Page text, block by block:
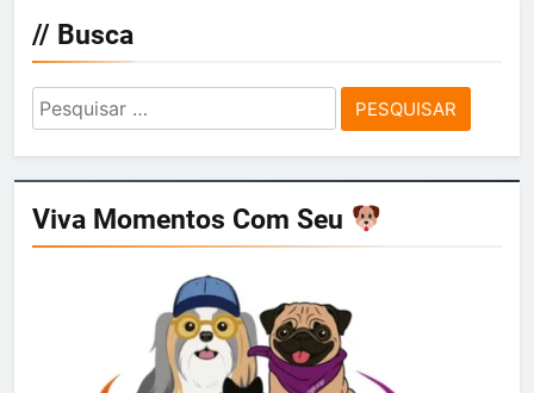
// Busca
Pesquisar
por:
Viva Momentos Com Seu